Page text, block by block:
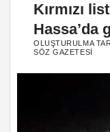
Kırmızı
Hassa’da
OLUŞTURULMA
SÖZ GAZETESI